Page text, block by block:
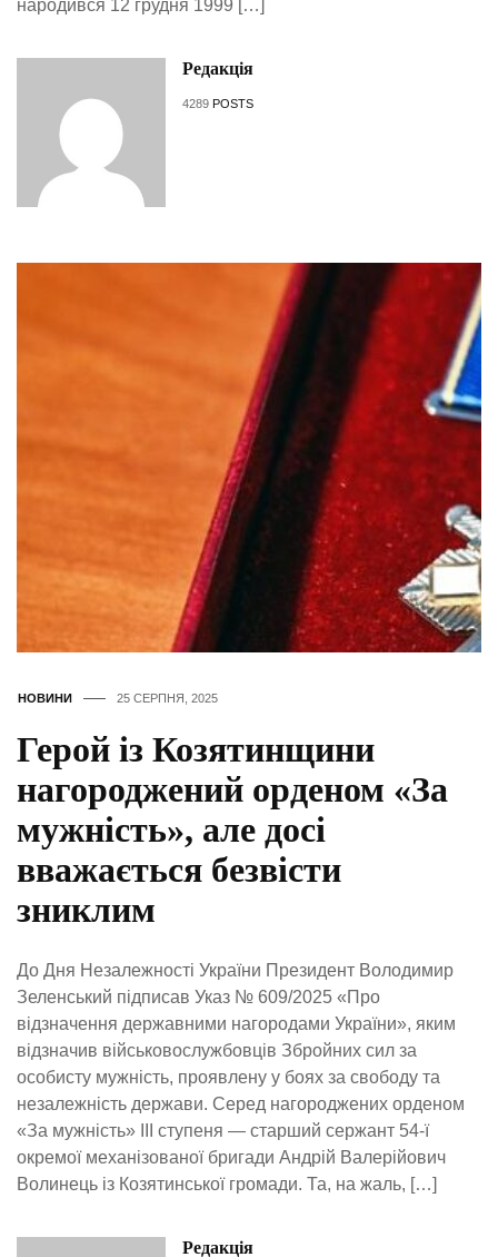
народився 12 грудня 1999 […]
Редакція
4289 POSTS
НОВИНИ 25 СЕРПНЯ, 2025
Герой із Козятинщини
нагороджений орденом «За
мужність», але досі
вважається безвісти
зниклим
До Дня Незалежності України Президент Володимир
Зеленський підписав Указ № 609/2025 «Про
відзначення державними нагородами України», яким
відзначив військовослужбовців Збройних сил за
особисту мужність, проявлену у боях за свободу та
незалежність держави. Серед нагороджених орденом
«За мужність» ІІІ ступеня — старший сержант 54-ї
окремої механізованої бригади Андрій Валерійович
Волинець із Козятинської громади. Та, на жаль, […]
Редакція